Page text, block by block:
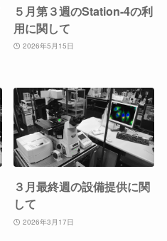
５月第３週のStation-4の利
用に関して
2026年5月15日
３月最終週の設備提供に関
して
2026年3月17日